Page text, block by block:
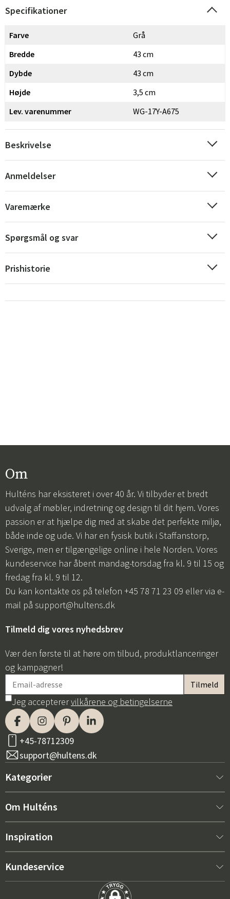
Specifikationer
Farve
Grå
Bredde
43 cm
Dybde
43 cm
Højde
3,5 cm
Lev. varenummer
WG-17Y-A675
Beskrivelse
Anmeldelser
Varemærke
Spørgsmål og svar
Prishistorie
Om
Hulténs har eksisteret i over 40 år. Vi tilbyder et bredt
udvalg af møbler, indretning og design til dit hjem. Vores
passion er at hjælpe dig med at skabe det perfekte miljø,
både inde og ude. Vi har en fysisk butik i Staffanstorp,
Sverige, men er tilgængelige online i hele Norden. Vores
kundeservice har åbent mandag-torsdag fra kl. 9 til 15 og
fredag fra kl. 9 til 12.
Du kan kontakte os på telefon +45 78 71 23 09 eller via e-
mail på support@hultens.dk
Tilmeld dig vores nyhedsbrev
Vær den første til at høre om tilbud, produktlanceringer
og kampagner!
Jeg accepterervilkårene og betingelserne
+45-78712309
support@hultens.dk
Kategorier
Nyt hos os
Indretning
Om Hulténs
Om Hulténs
Salgsafdeling
Inspiration
Bestsellere
Kundeservice